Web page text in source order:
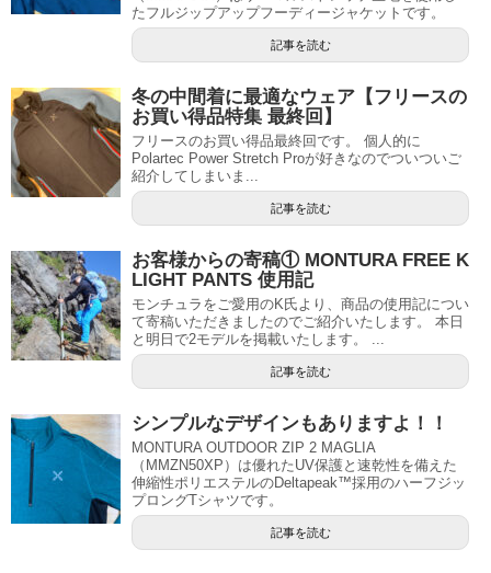
たフルジップアップフーディージャケットです。
記事を読む
冬の中間着に最適なウェア【フリースの
お買い得品特集 最終回】
フリースのお買い得品最終回です。 個人的に
Polartec Power Stretch Proが好きなのでついついご
紹介してしまいま...
記事を読む
お客様からの寄稿① MONTURA FREE K
LIGHT PANTS 使用記
モンチュラをご愛用のK氏より、商品の使用記につい
て寄稿いただきましたのでご紹介いたします。 本日
と明日で2モデルを掲載いたします。 ...
記事を読む
シンプルなデザインもありますよ！！
MONTURA OUTDOOR ZIP 2 MAGLIA
（MMZN50XP）は優れたUV保護と速乾性を備えた
伸縮性ポリエステルのDeltapeak™採用のハーフジッ
プロングTシャツです。
記事を読む